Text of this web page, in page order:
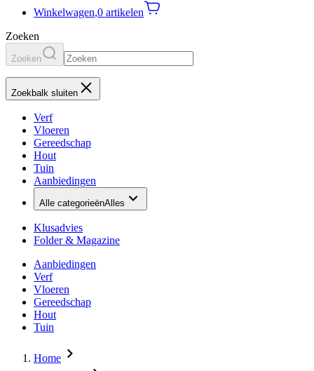
Winkelwagen,0 artikelen
Zoeken
Zoeken
Zoekbalk sluiten
Verf
Vloeren
Gereedschap
Hout
Tuin
Aanbiedingen
Alle categorieënAlles
Klusadvies
Folder & Magazine
Aanbiedingen
Verf
Vloeren
Gereedschap
Hout
Tuin
Home